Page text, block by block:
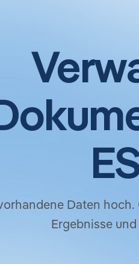
Daten
Ergebnisse